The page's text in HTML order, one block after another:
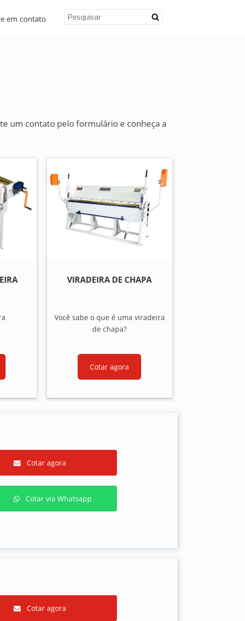
em contato
um contato pelo formulário e conheça a
VIRADEIRA DE CHAPA
Você sabe o que é uma viradeira
de chapa?
Cotar agora
Cotar agora
Cotar via Whatsapp
Cotar agora